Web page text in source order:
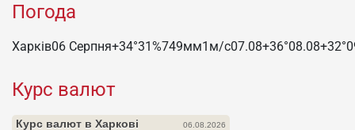
Погода
Харків06 Серпня+34°31%749мм1 м/c07.08+36°08.08+32°
Курс валют